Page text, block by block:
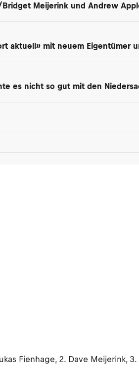
Meijerink und Andrew
aktuell» mit neuem Eigentümer
es nicht so gut mit den
Fienhage, 2. Dave Meijerink,